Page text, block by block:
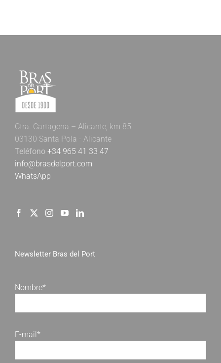
Ctra. Cartagena – Alicante, km 85
03130 Santa Pola - Alicante
Teléfono +34 965 41 33 47
info@brasdelport.com
WhatsApp
Newsletter Bras del Port
Nombre*
E-mail*